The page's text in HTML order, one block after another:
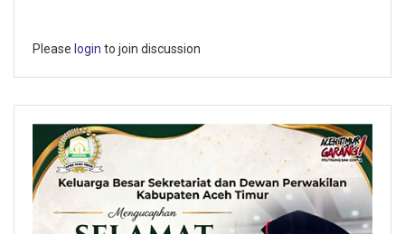
Please login to join discussion